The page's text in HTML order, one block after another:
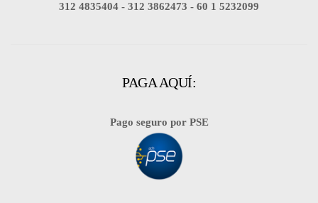
312 4835404 - 312 3862473 - 60 1 5232099
PAGA AQUÍ:
Pago seguro por PSE